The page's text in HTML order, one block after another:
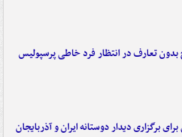
بدون تعارف در انتظار فرد خاطی پرسپولیس
برگزاری دیدار دوستانه ایران و آذربایجان